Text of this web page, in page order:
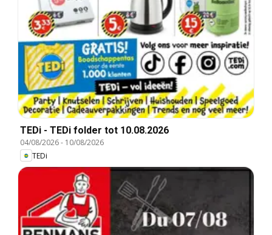
TEDi - TEDi folder tot 10.08.2026
04/08/2026- 10/08/2026
TEDi